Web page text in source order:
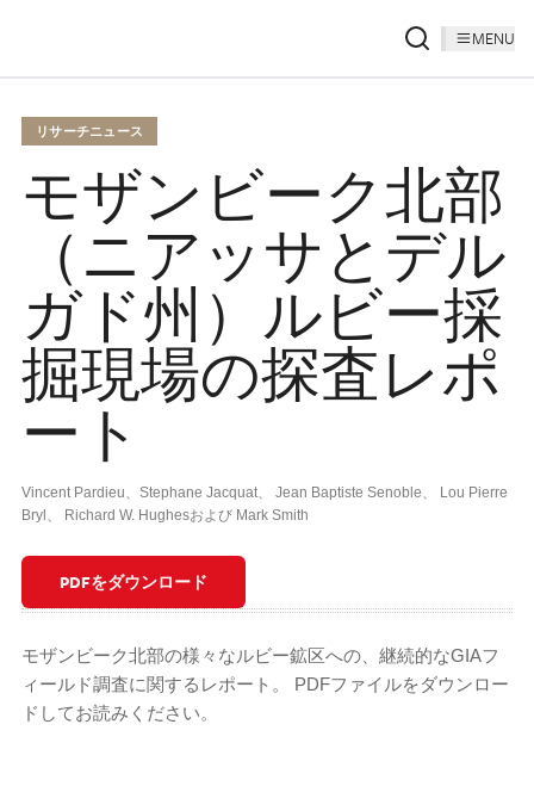
MENU
リサーチニュース
モザンビーク北部
（ニアッサとデル
ガド州）ルビー採
掘現場の探査レポ
ート
Vincent Pardieu、Stephane Jacquat、 Jean Baptiste Senoble、 Lou Pierre
Bryl、 Richard W. Hughesおよび Mark Smith
PDFをダウンロード
モザンビーク北部の様々なルビー鉱区への、継続的なGIAフ
ィールド調査に関するレポート。 PDFファイルをダウンロー
ドしてお読みください。